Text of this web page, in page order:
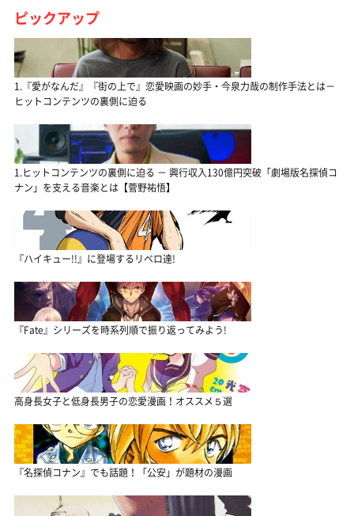
ピックアップ
1.『愛がなんだ』『街の上で』恋愛映画の妙手・今泉力哉の制作手法とは－
ヒットコンテンツの裏側に迫る
1.ヒットコンテンツの裏側に迫る － 興行収入130億円突破「劇場版名探偵コ
ナン」を支える音楽とは【菅野祐悟】
『ハイキュー!!』に登場するリベロ達!
『Fate』シリーズを時系列順で振り返ってみよう!
高身長女子と低身長男子の恋愛漫画！オススメ５選
『名探偵コナン』でも話題！「公安」が題材の漫画